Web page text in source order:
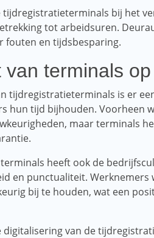
tijdregistratieterminals bij het
tot arbeidsuren.
fouten en tijdsbesparing.
van terminals
tijdregistratieterminals is er
hun tijd bijhouden. Voorheen
maar terminals
heeft ook de
en punctualiteit.
bij te houden, wat een
digitalisering van de